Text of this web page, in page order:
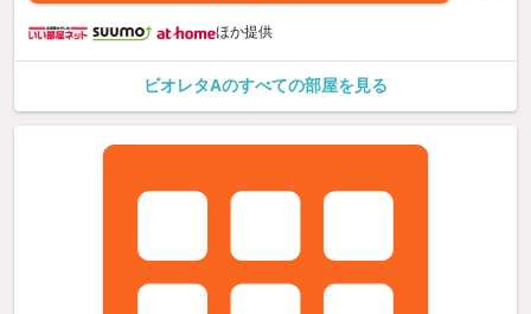
ほか提供
ビオレタAのすべての部屋を見る